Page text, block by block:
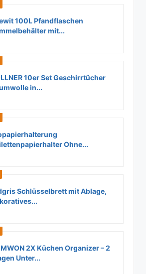
100L Pfandflaschen
mit...
10er Set Geschirrtücher
in...
Ohne...
Schlüsselbrett mit Ablage,
2X Küchen Organizer – 2
Unter...